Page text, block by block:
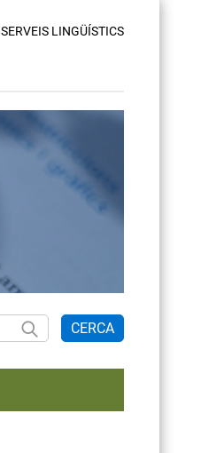
SERVEIS LINGÜÍSTICS
CERCA